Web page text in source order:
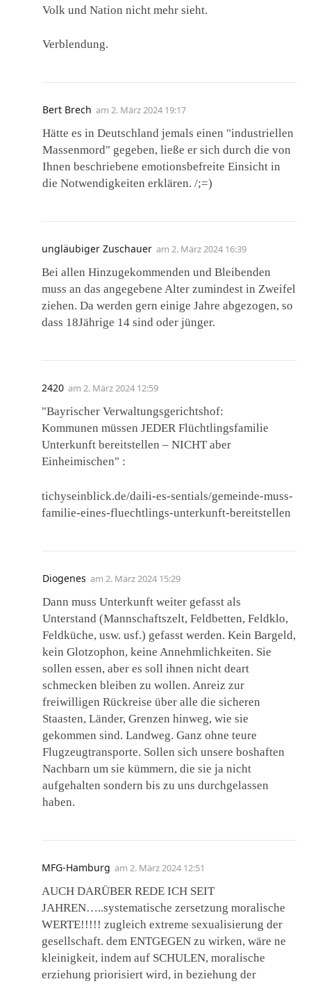
Volk und Nation nicht mehr sieht.
Verblendung.
Bert Brech am 2. März 2024 19:17
Hätte es in Deutschland jemals einen "industriellen
Massenmord" gegeben, ließe er sich durch die von
Ihnen beschriebene emotionsbefreite Einsicht in
die Notwendigkeiten erklären. /;=)
ungläubiger Zuschauer am 2. März 2024 16:39
Bei allen Hinzugekommenden und Bleibenden
muss an das angegebene Alter zumindest in Zweifel
ziehen. Da werden gern einige Jahre abgezogen, so
dass 18Jährige 14 sind oder jünger.
2420 am 2. März 2024 12:59
"Bayrischer Verwaltungsgerichtshof:
Kommunen müssen JEDER Flüchtlingsfamilie
Unterkunft bereitstellen – NICHT aber
Einheimischen" :
tichyseinblick.de/daili-es-sentials/gemeinde-muss-
familie-eines-fluechtlings-unterkunft-bereitstellen
Diogenes am 2. März 2024 15:29
Dann muss Unterkunft weiter gefasst als
Unterstand (Mannschaftszelt, Feldbetten, Feldklo,
Feldküche, usw. usf.) gefasst werden. Kein Bargeld,
kein Glotzophon, keine Annehmlichkeiten. Sie
sollen essen, aber es soll ihnen nicht deart
schmecken bleiben zu wollen. Anreiz zur
freiwilligen Rückreise über alle die sicheren
Staasten, Länder, Grenzen hinweg, wie sie
gekommen sind. Landweg. Ganz ohne teure
Flugzeugtransporte. Sollen sich unsere boshaften
Nachbarn um sie kümmern, die sie ja nicht
aufgehalten sondern bis zu uns durchgelassen
haben.
MFG-Hamburg am 2. März 2024 12:51
AUCH DARÜBER REDE ICH SEIT
JAHREN…..systematische zersetzung moralische
WERTE!!!!! zugleich extreme sexualisierung der
gesellschaft. dem ENTGEGEN zu wirken, wäre ne
kleinigkeit, indem auf SCHULEN, moralische
erziehung priorisiert wird, in beziehung der